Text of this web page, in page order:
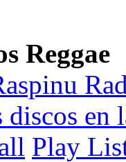
Reggae
en
Play